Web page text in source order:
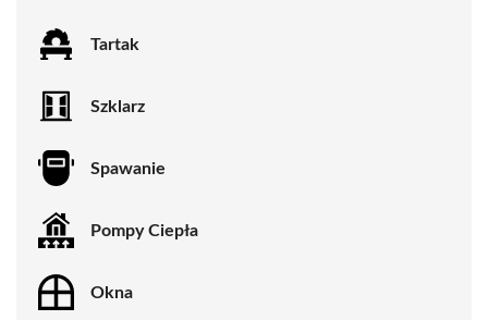
Tartak
Szklarz
Spawanie
Pompy Ciepła
Okna